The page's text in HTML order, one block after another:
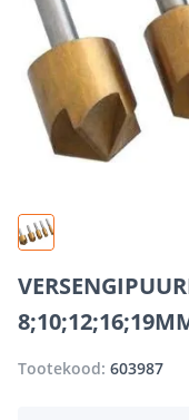
Tootekood: 603987